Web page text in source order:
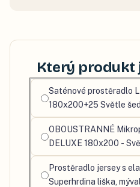
Který produkt
Vyberte
svůj
oblíbený
produkt
Saténové prostěradlo
180x200+25 Světle
OBOUSTRANNÉ
DELUXE 180x200 -
Prostěradlo jersey s
Superhrdina liška,